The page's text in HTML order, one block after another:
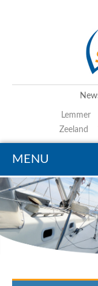
Lemmer
Zeeland
MENU